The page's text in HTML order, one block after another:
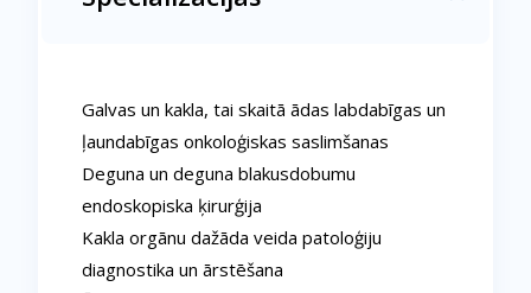
Galvas un kakla, tai skaitā ādas labdabīgas un
ļaundabīgas onkoloģiskas saslimšanas
Deguna un deguna blakusdobumu
endoskopiska ķirurģija
Kakla orgānu dažāda veida patoloģiju
diagnostika un ārstēšana